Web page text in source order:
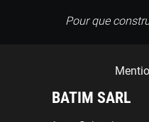
Pour que
BATIM SARL